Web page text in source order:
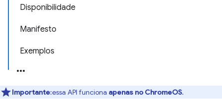
Disponibilidade
Manifesto
Exemplos
Importante:essa API funciona apenas no ChromeOS.